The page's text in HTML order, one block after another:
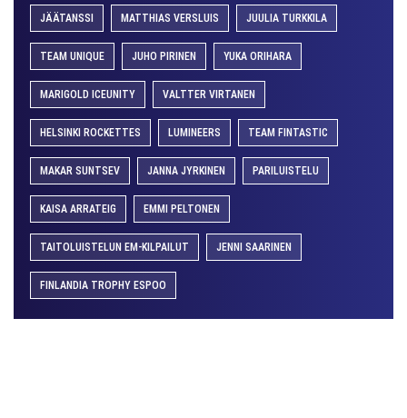
JÄÄTANSSI MATTHIAS VERSLUIS JUULIA TURKKILA
TEAM UNIQUE JUHO PIRINEN YUKA ORIHARA
MARIGOLD ICEUNITY VALTTER VIRTANEN
HELSINKI ROCKETTES LUMINEERS TEAM FINTASTIC
MAKAR SUNTSEV JANNA JYRKINEN PARILUISTELU
KAISA ARRATEIG EMMI PELTONEN
TAITOLUISTELUN EM-KILPAILUT JENNI SAARINEN
FINLANDIA TROPHY ESPOO